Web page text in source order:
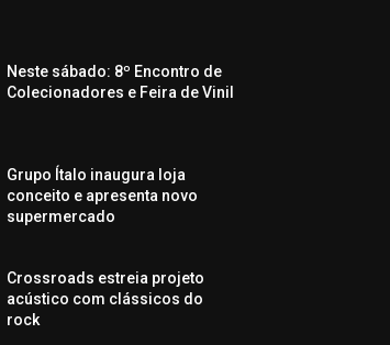
Neste sábado: 8º Encontro de
Colecionadores e Feira de Vinil
Grupo Ítalo inaugura loja
conceito e apresenta novo
supermercado
Crossroads estreia projeto
acústico com clássicos do
rock